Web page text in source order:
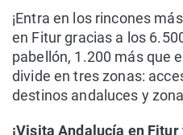
¡Entra en los rincones
en Fitur gracias a los
pabellón, 1.200 más que
divide en tres zonas:
destinos andaluces y
¡Visita Andalucía en